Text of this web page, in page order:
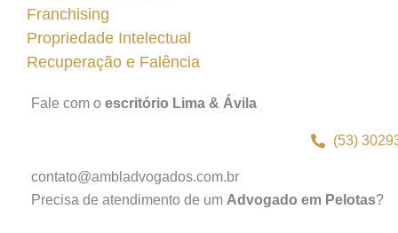
Franchising
Propriedade Intelectual
Recuperação e Falência
Fale com o escritório Lima & Ávila
(53)
contato@ambladvogados.com.br
Precisa de atendimento de um Advogado em Pelotas?